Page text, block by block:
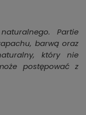
Partie
barwą oraz
który nie
postępować z